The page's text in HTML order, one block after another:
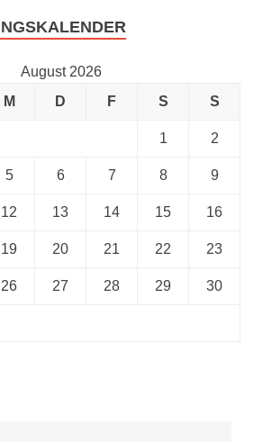
August 2026
M D F S S
1 2
5 6 7 8 9
12 13 14 15 16
19 20 21 22 23
26 27 28 29 30